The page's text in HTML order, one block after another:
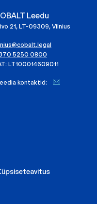
Leedu
21, LT-09309, Vilnius
5250 0800
LT100014609011
kontaktid: